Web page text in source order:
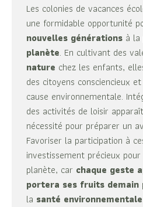
Les colonies de vacances
une formidable opportunité
nouvelles générations à la
planète. En cultivant des
nature chez les enfants,
des citoyens consciencieux
cause environnementale.
des activités de loisir
nécessité pour préparer un
Favoriser la participation à
investissement précieux
planète, car chaque geste
portera ses fruits demain
la santé